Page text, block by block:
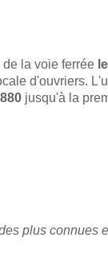
la voie ferrée
d'ouvriers.
jusqu'à la
plus connues